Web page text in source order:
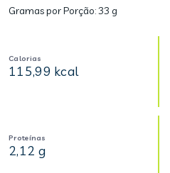
Gramas por Porção:33 g
Calorias
115,99 kcal
Proteínas
2,12 g